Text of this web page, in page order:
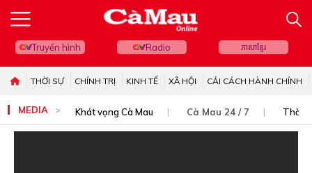
Truyền hình Radio ភាសាខ្មែរ
THỜI SỰ CHÍNH TRỊ KINH TẾ XÃ HỘI CẢI CÁCH HÀNH CHÍNH
MEDIA Khát vọng Cà Mau Cà Mau 24 / 7 Thời